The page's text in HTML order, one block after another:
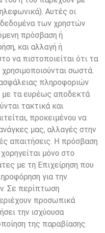
Αυτές οι
δεδομένα των χρηστών
πρόσβαση ή
και αλλαγή ή
να πιστοποιείται ότι τα
χρησιμοποιούνται σωστά.
πληροφοριών
με τα ευρέως αποδεκτά
τακτικά και
προκειμένου να
μας, αλλαγές στην
απαιτήσεις. Η πρόσβαση
μόνο στο
με τη Επιχείρηση που
για την
Σε περίπτωση
προσωπικά
την ισχύουσα
της παραβίασης.